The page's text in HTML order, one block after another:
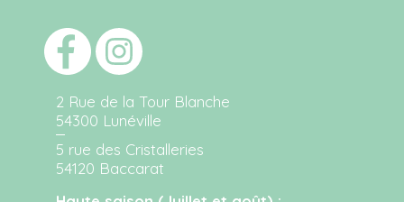
2 Rue de la Tour Blanche
54300 Lunéville
5 rue des Cristalleries
54120 Baccarat